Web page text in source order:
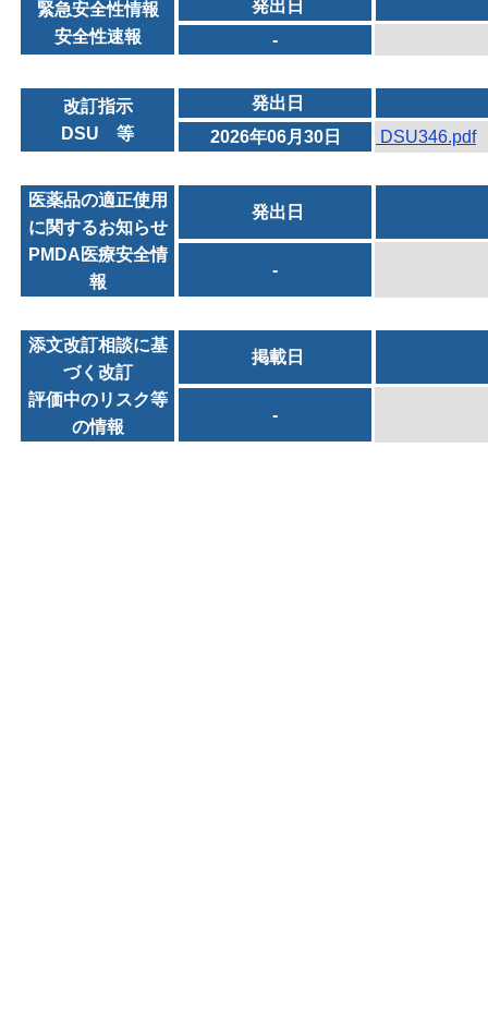
緊急安全性情報
安全性速報
発出日
-
改訂指示
DSU 等
発出日
2026年06月30日
DSU346.pdf
医薬品の適正使用
に関するお知らせ
PMDA医療安全情
報
発出日
-
添文改訂相談に基
づく改訂
評価中のリスク等
の情報
掲載日
-